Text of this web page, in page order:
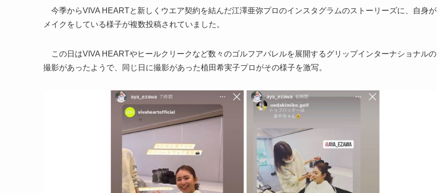
今季からVIVA HEARTと新しくウエア契約を結んだ江澤亜弥プロのインスタグラムのストーリーズに、自身が
メイクをしている様子が複数投稿されていました。
この日はVIVA HEARTやヒールクリークなど数々のゴルフアパレルを展開するグリップインターナショナルの
撮影があったようで、同じ日に撮影があった植田希実子プロがその様子を激写。